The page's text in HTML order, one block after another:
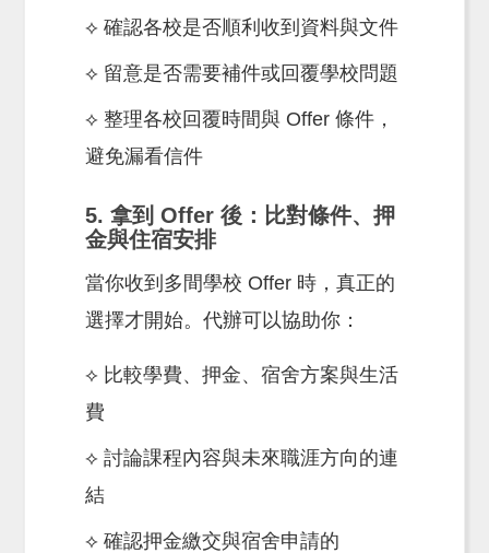
⟡ 確認各校是否順利收到資料與文件
⟡ 留意是否需要補件或回覆學校問題
⟡ 整理各校回覆時間與 Offer 條件，
避免漏看信件
5. 拿到 Offer 後：比對條件、押
金與住宿安排
當你收到多間學校 Offer 時，真正的
選擇才開始。代辦可以協助你：
⟡ 比較學費、押金、宿舍方案與生活
費
⟡ 討論課程內容與未來職涯方向的連
結
⟡ 確認押金繳交與宿舍申請的